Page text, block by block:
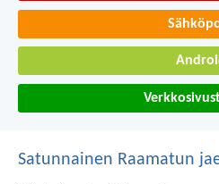
Satunnainen Raamatun